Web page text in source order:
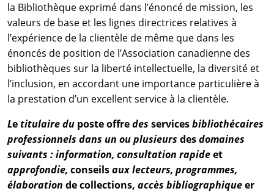
la Bibliothèque exprimé dans l’énoncé de mission, les
valeurs de base et les lignes directrices relatives à
l’expérience de la clientèle de même que dans les
énoncés de position de l’Association canadienne des
bibliothèques sur la liberté intellectuelle, la diversité et
l’inclusion, en accordant une importance particulière à
la prestation d’un excellent service à la clientèle.
Letitulaire du poste offredes servicesbibliothécaires
professionnels dans un ou plusieurs desdomaines
suivants : information, consultation rapideet
approfondie, conseilsaux lecteurs, programmes,
élaboration de collections, accès bibliographiqueer